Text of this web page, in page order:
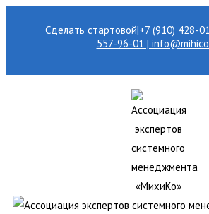
Сделать стартовой|+7 (910) 428-
557-96-01 |